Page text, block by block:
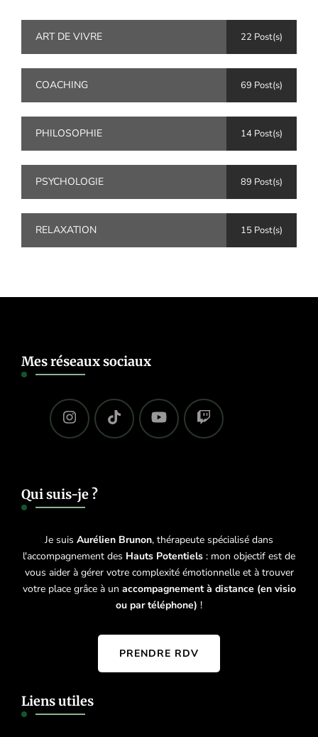
ART DE VIVRE 22 Post(s)
COACHING 69 Post(s)
PHILOSOPHIE 14 Post(s)
PSYCHOLOGIE 89 Post(s)
RELAXATION 15 Post(s)
Mes réseaux sociaux
Qui suis-je ?
Je suis Aurélien Brunon, thérapeute spécialisé dans
l'accompagnement des Hauts Potentiels : mon objectif est de
vous aider à gérer votre complexité émotionnelle et à trouver
votre place grâce à un accompagnement à distance (en visio
ou par téléphone) !
PRENDRE RDV
Liens utiles